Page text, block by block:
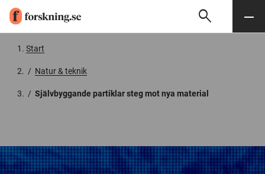
Söksearch Meny
Start
/ Natur & teknik
/ Självbyggande partiklar steg mot nya material